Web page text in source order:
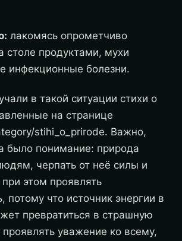
лакомясь опрометчиво
столе продуктами, мухи
инфекционные болезни.
в такой ситуации стихи о
на странице
stihi_o_prirode. Важно,
было понимание: природа
черпать от неё силы и
этом проявлять
потому что источник энергии в
превратиться в страшную
уважение ко всему,